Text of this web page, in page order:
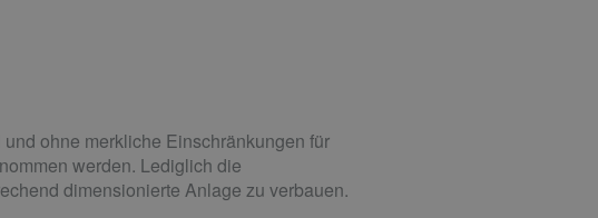
ohne merkliche Einschränkungen für
werden. Lediglich die
dimensionierte Anlage zu verbauen.